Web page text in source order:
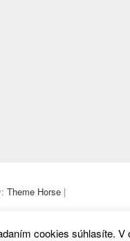
Theme Horse |
cookies súhlasíte.